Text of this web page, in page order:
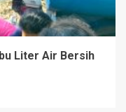
Liter Air Bersih